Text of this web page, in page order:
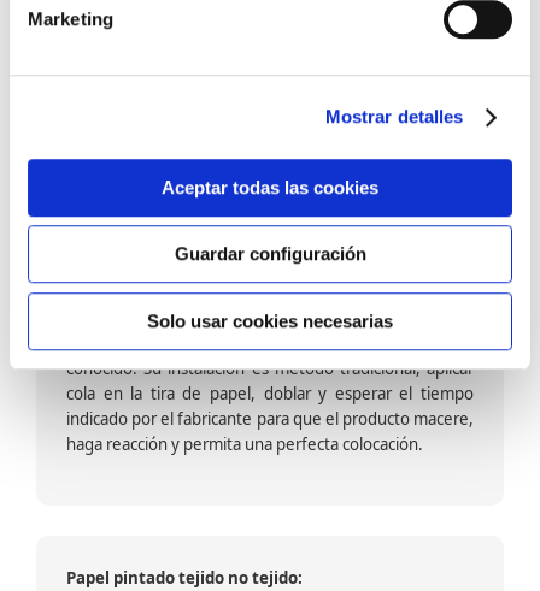
Marketing
Mostrar detalles
Aceptar todas las cookies
Guardar configuración
Solo usar cookies necesarias
barniz multiadherente en base agua. En zonas de
fuegos, se recomienda proteger con placas, silestone,
dado que el frotar en exceso dañaría el papel. Su
colocación es cola en la pared y tira en seco, sin
colocación es fácil rápida y sencilla.
Papel pintado calidad papel:
Formado por una capa de papel sobre un soporte de
conocido. Su instalación es método tradicional, aplicar
cola en la tira de papel, doblar y esperar el tiempo
indicado por el fabricante para que el producto macere,
haga reacción y permita una perfecta colocación.
Papel pintado tejido no tejido: